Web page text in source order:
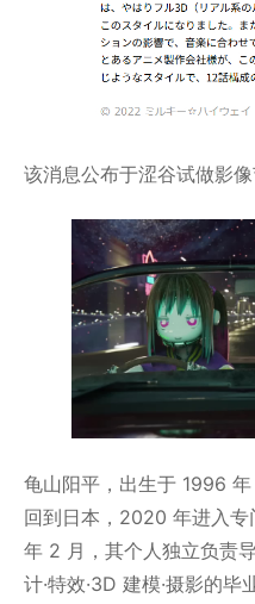
该消息公布于涩谷试做影像
龟山阳平，出生于 1996
回到日本，2020 年进入
年 2 月，其个人独立负责导
计·特效·3D 建模·摄影的毕